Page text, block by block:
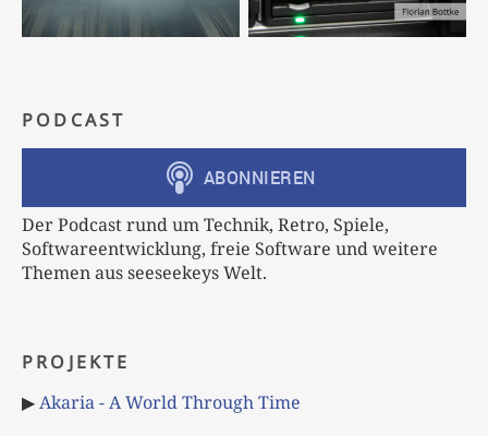
PODCAST
Der Podcast rund um Technik, Retro, Spiele,
Softwareentwicklung, freie Software und weitere
Themen aus seeseekeys Welt.
PROJEKTE
▶Akaria - A World Through Time